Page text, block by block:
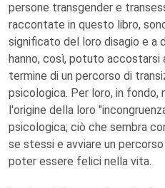
persone transgender e
raccontate in questo libro,
significato del loro disagio e a
hanno, così, potuto accostarsi
termine di un percorso di
psicologica. Per loro, in fondo,
l'origine della loro
psicologica; ciò che sembra
se stessi e avviare un
poter essere felici nella vita.